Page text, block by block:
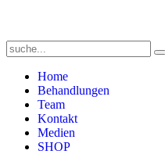
Home
Behandlungen
Team
Kontakt
Medien
SHOP